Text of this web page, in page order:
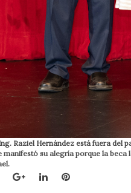
Raziel Hernández está fuera del
manifestó su alegría porque la
TwitterGoogle+LinkedInPinterest